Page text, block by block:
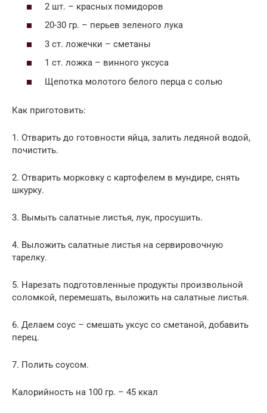
2 шт. – красных помидоров
20-30 гр. – перьев зеленого лука
3 ст. ложечки – сметаны
1 ст. ложка – винного уксуса
Щепотка молотого белого перца с солью
Как приготовить:
1. Отварить до готовности яйца, залить ледяной водой,
почистить.
2. Отварить морковку с картофелем в мундире, снять
шкурку.
3. Вымыть салатные листья, лук, просушить.
4. Выложить салатные листья на сервировочную
тарелку.
5. Нарезать подготовленные продукты произвольной
соломкой, перемешать, выложить на салатные листья.
6. Делаем соус – смешать уксус со сметаной, добавить
перец.
7. Полить соусом.
Калорийность на 100 гр. – 45 ккал